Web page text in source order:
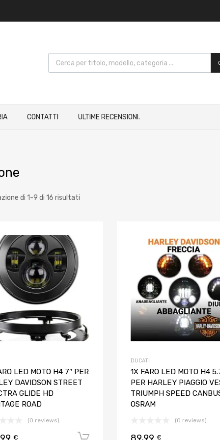
CONTATTI ULTIME RECENSIONI.
di 1-9 di 16 risultati
Aggiungi ai preferiti
LED MOTO H4 7″ PER
DAVIDSON STREET
GLIDE HD
ROAD
(0 reviews)
€ Aggiungi al carrello
DUCATI
1X FARO LED MOTO H4
PER HARLEY PIAGGIO
TRIUMPH SPEED
OSRAM
(0 reviews)
€